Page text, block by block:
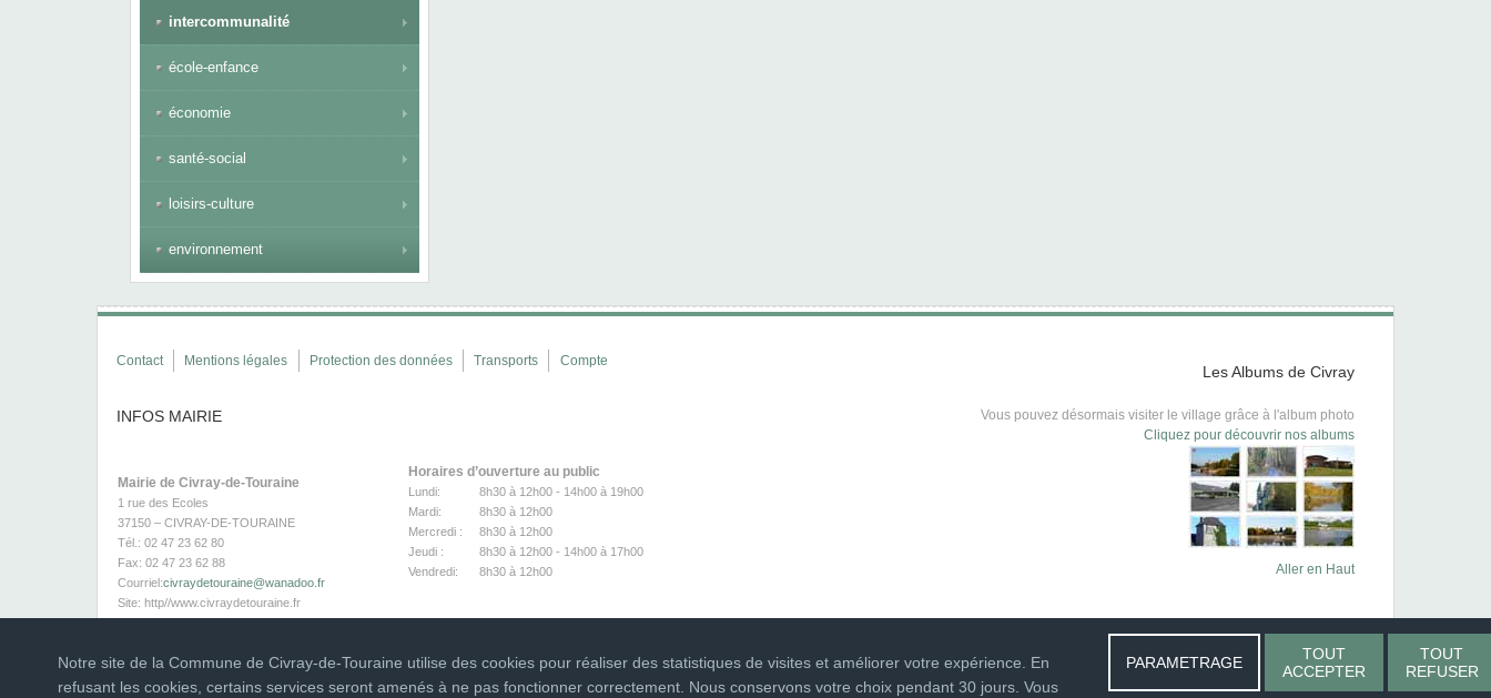
intercommunalité
école-enfance
économie
santé-social
loisirs-culture
environnement
Contact Mentions légales Protection des données Transports Compte
INFOS MAIRIE
Mairie de Civray-de-Touraine
1 rue des Ecoles
37150 – CIVRAY-DE-TOURAINE
Tél.: 02 47 23 62 80
Fax: 02 47 23 62 88
Courriel:civraydetouraine@wanadoo.fr
Site: http//www.civraydetouraine.fr
Horaires d’ouverture au public
Lundi:
8h30 à 12h00 - 14h00 à 19h00
Mardi:
8h30 à 12h00
Mercredi :
8h30 à 12h00
Jeudi :
8h30 à 12h00 - 14h00 à 17h00
Vendredi:
8h30 à 12h00
Les Albums de Civray
Vous pouvez désormais visiter le village grâce à l'album photo
Cliquez pour découvrir nos albums
Aller en Haut
Notre site de la Commune de Civray-de-Touraine utilise des cookies pour réaliser des statistiques de visites et améliorer votre expérience. En
refusant les cookies, certains services seront amenés à ne pas fonctionner correctement. Nous conservons votre choix pendant 30 jours. Vous
PARAMETRAGE
TOUT
ACCEPTER
TOUT
REFUSER